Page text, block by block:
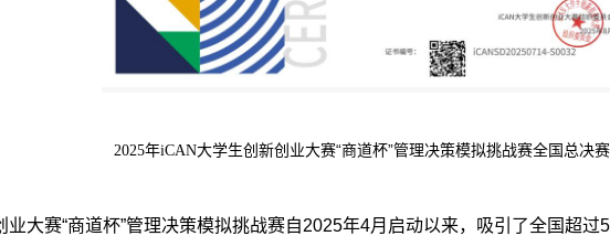
2025年iCAN大学生创新创业大赛“商道杯”管理决策模拟挑战赛全国总决
大赛“商道杯”管理决策模拟挑战赛自2025年4月启动以来，吸引了全国超